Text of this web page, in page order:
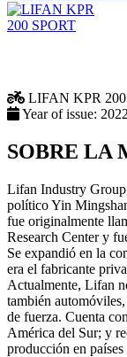
LIFAN KPR
Year of issue: 2022
SOBRE LA
Lifan Industry Group
político Yin
fue originalmente
Research Center y
Se expandió en la
era el fabricante
Actualmente, Lifan
también
de fuerza. Cuenta
América del Sur; y
producción en